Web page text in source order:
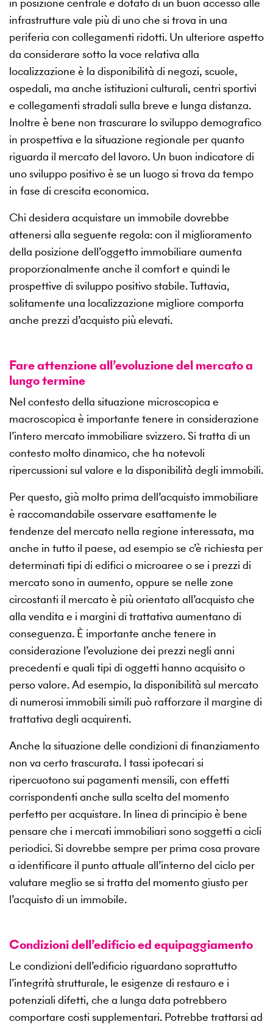
infrastrutture vale più di uno che si trova in una
periferia con collegamenti ridotti. Un ulteriore aspetto
da considerare sotto la voce relativa alla
localizzazione è la disponibilità di negozi, scuole,
ospedali, ma anche istituzioni culturali, centri sportivi
e collegamenti stradali sulla breve e lunga distanza.
Inoltre è bene non trascurare lo sviluppo demografico
in prospettiva e la situazione regionale per quanto
riguarda il mercato del lavoro. Un buon indicatore di
uno sviluppo positivo è se un luogo si trova da tempo
in fase di crescita economica.
Chi desidera acquistare un immobile dovrebbe
attenersi alla seguente regola: con il miglioramento
della posizione dell’oggetto immobiliare aumenta
proporzionalmente anche il comfort e quindi le
prospettive di sviluppo positivo stabile. Tuttavia,
solitamente una localizzazione migliore comporta
anche prezzi d’acquisto più elevati.
Fare attenzione all’evoluzione del mercato a
lungo termine
Nel contesto della situazione microscopica e
macroscopica è importante tenere in considerazione
l’intero mercato immobiliare svizzero. Si tratta di un
contesto molto dinamico, che ha notevoli
ripercussioni sul valore e la disponibilità degli immobili.
Per questo, già molto prima dell’acquisto immobiliare
è raccomandabile osservare esattamente le
tendenze del mercato nella regione interessata, ma
anche in tutto il paese, ad esempio se c’è richiesta per
determinati tipi di edifici o microaree o se i prezzi di
mercato sono in aumento, oppure se nelle zone
circostanti il mercato è più orientato all’acquisto che
alla vendita e i margini di trattativa aumentano di
conseguenza. È importante anche tenere in
considerazione l’evoluzione dei prezzi negli anni
precedenti e quali tipi di oggetti hanno acquisito o
perso valore. Ad esempio, la disponibilità sul mercato
di numerosi immobili simili può rafforzare il margine di
trattativa degli acquirenti.
Anche la situazione delle condizioni di finanziamento
non va certo trascurata. I tassi ipotecari si
ripercuotono sui pagamenti mensili, con effetti
corrispondenti anche sulla scelta del momento
perfetto per acquistare. In linea di principio è bene
pensare che i mercati immobiliari sono soggetti a cicli
periodici. Si dovrebbe sempre per prima cosa provare
a identificare il punto attuale all’interno del ciclo per
valutare meglio se si tratta del momento giusto per
l’acquisto di un immobile.
Condizioni dell’edificio ed equipaggiamento
Le condizioni dell’edificio riguardano soprattutto
l’integrità strutturale, le esigenze di restauro e i
potenziali difetti, che a lunga data potrebbero
comportare costi supplementari. Potrebbe trattarsi ad